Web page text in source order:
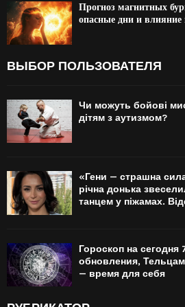
Прогноз магнитных
опасные дни и влияние
ВЫБОР ПОЛЬЗОВАТЕЛЯ
Чи можуть бойові
дітям з аутизмом?
«Гени — страшна
річна донька
танцем у піжамах.
Гороскоп на
обновления,
— время для себя